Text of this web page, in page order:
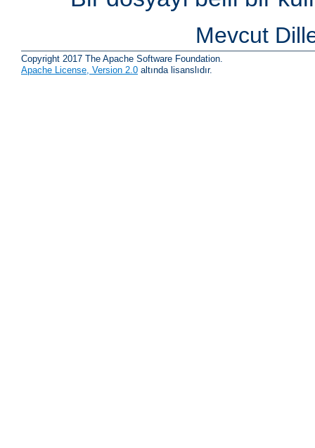
Mevcut
Copyright 2017 The Apache Software Foundation.
Apache License, Version 2.0 altında lisanslıdır.